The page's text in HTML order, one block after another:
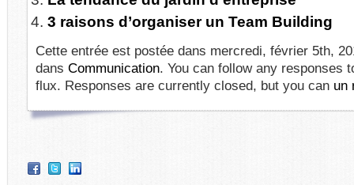
3 raisons d’organiser un Team Building
Cette entrée est postée dans mercredi, février 5th,
dans Communication. You can follow any responses
flux. Responses are currently closed, but you can un